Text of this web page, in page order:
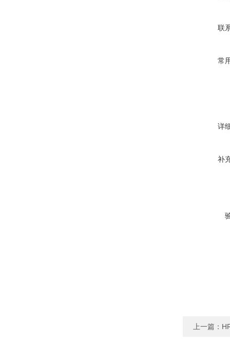
联
常
详
补
上一篇：